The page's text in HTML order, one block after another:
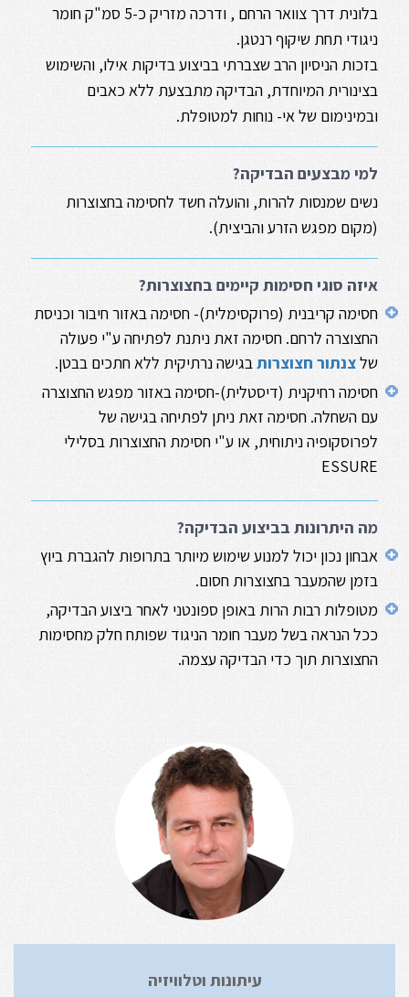
בלונית דרך צוואר הרחם , ודרכה מזריק כ-5 סמ"ק חומר
ניגודי תחת שיקוף רנטגן.
בזכות הניסיון הרב שצברתי בביצוע בדיקות אילו, והשימוש
בצינורית המיוחדת, הבדיקה מתבצעת ללא כאבים
ובמינימום של אי- נוחות למטופלת.
למי מבצעים הבדיקה?
נשים שמנסות להרות, והועלה חשד לחסימה בחצוצרות
(מקום מפגש הזרע והביצית).
איזה סוגי חסימות קיימים בחצוצרות?
חסימה קריבנית (פרוקסימלית)- חסימה באזור חיבור וכניסת
החצוצרה לרחם. חסימה זאת ניתנת לפתיחה ע"י פעולה
שלצנתור חצוצרותבגישה נרתיקית ללא חתכים בבטן.
חסימה רחיקנית (דיסטלית)-חסימה באזור מפגש החצוצרה
עם השחלה. חסימה זאת ניתן לפתיחה בגישה של
לפרוסקופיה ניתוחית, או ע"י חסימת החצוצרות בסלילי
ESSURE
מה היתרונות בביצוע הבדיקה?
אבחון נכון יכול למנוע שימוש מיותר בתרופות להגברת ביוץ
בזמן שהמעבר בחצוצרות חסום.
מטופלות רבות הרות באופן ספונטני לאחר ביצוע הבדיקה,
ככל הנראה בשל מעבר חומר הניגוד שפותח חלק מחסימות
החצוצרות תוך כדי הבדיקה עצמה.
עיתונות וטלוויזיה